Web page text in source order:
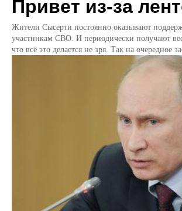
Привет из-за
Жители Сысерти постоянно оказывают
участникам СВО. И периодически получают
что всё это делается не зря. Так на